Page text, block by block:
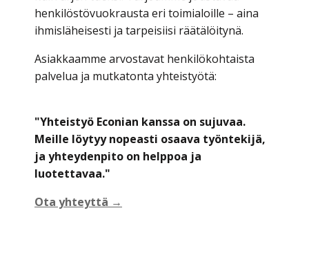
henkilöstövuokrausta eri toimialoille – aina
ihmisläheisesti ja tarpeisiisi räätälöitynä.
Asiakkaamme arvostavat henkilökohtaista
palvelua ja mutkatonta yhteistyötä:
"Yhteistyö Econian kanssa on sujuvaa.
Meille löytyy nopeasti osaava työntekijä,
ja yhteydenpito on helppoa ja
luotettavaa."
Ota yhteyttä →